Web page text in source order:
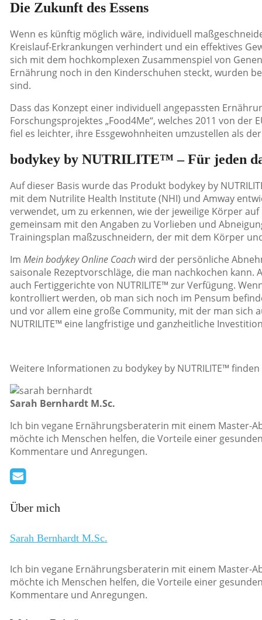
Die Zukunft des Essens
Wenn es künftig möglich wäre, individuell
Kreislauf-Erkrankungen verhindert und ein effektives
sich mit dem hochkomplexen Zusammenspiel von
Ernährung noch in den Kinderschuhen steckt, wurden
sind.
Dass das Konzept einer individuell angepassten
Forschungsprojektes „Food4Me“, welches 2011 von
fiel es leichter, ihre Essgewohnheiten umzustellen als
bodykey by NUTRILITE™ – Für jeden
Auf dieser Basis wurde das Produkt bodykey by
mit dem Nutrilite Health Institute (NHI) und Amway
verwendet, um zu erkennen, wie der jeweilige Körper
gemeinsam mit den Angaben zu Vorlieben und
Trainingsplan maßzuschneidern, der mit dem Körper
Im Mein bodykey Online Coachwird der persönliche
saisonale Rezeptvorschläge, die man nachkochen
auch Fertiggerichte von NUTRILITE™ zur Verfügung.
kontrolliert werden, ob man sich noch im Pensum
und vor allem eine große Community, mit der man sich
NUTRILITE™ eine langfristige und ganzheitliche
Weitere Informationen zu bodykey by NUTRILITE™
Sarah Bernhardt M.Sc.
Ich bin vegane Ernährungsberaterin mit einem Master-
möchte ich Menschen helfen, die Vorteile einer
Kommentare und Anregungen.
Über mich
Sarah Bernhardt M.Sc.
Ich bin vegane Ernährungsberaterin mit einem Master-
möchte ich Menschen helfen, die Vorteile einer
Kommentare und Anregungen.